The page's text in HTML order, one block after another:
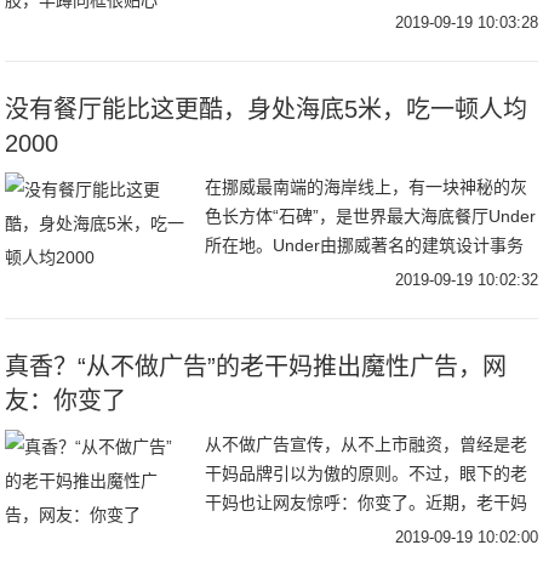
跟鞋，受到了时尚评论的交口称赞，而裙摆
2019-09-19 10:03:28
没有餐厅能比这更酷，身处海底5米，吃一顿人均
2000
在挪威最南端的海岸线上，有一块神秘的灰
色长方体“石碑”，是世界最大海底餐厅Under
所在地。Under由挪威著名的建筑设计事务
所Snøhetta 操刀设计。建筑内底部还有一整
2019-09-19 10:02:32
真香？“从不做广告”的老干妈推出魔性广告，网
友：你变了
从不做广告宣传，从不上市融资，曾经是老
干妈品牌引以为傲的原则。不过，眼下的老
干妈也让网友惊呼：你变了。近期，老干妈
凭借一则魔性十足的广告走红网络。不仅如
2019-09-19 10:02:00